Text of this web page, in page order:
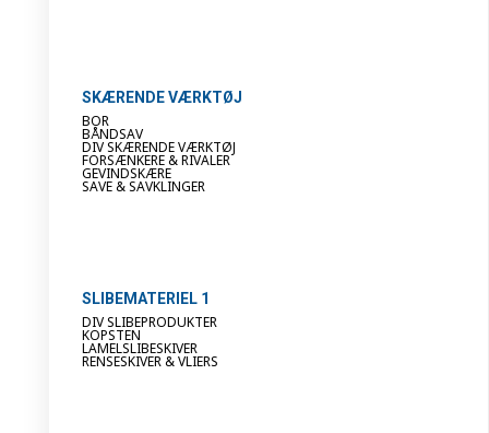
SKÆRENDE VÆRKTØJ
BOR
BÅNDSAV
DIV SKÆRENDE VÆRKTØJ
FORSÆNKERE & RIVALER
GEVINDSKÆRE
SAVE & SAVKLINGER
SLIBEMATERIEL 1
DIV SLIBEPRODUKTER
KOPSTEN
LAMELSLIBESKIVER
RENSESKIVER & VLIERS